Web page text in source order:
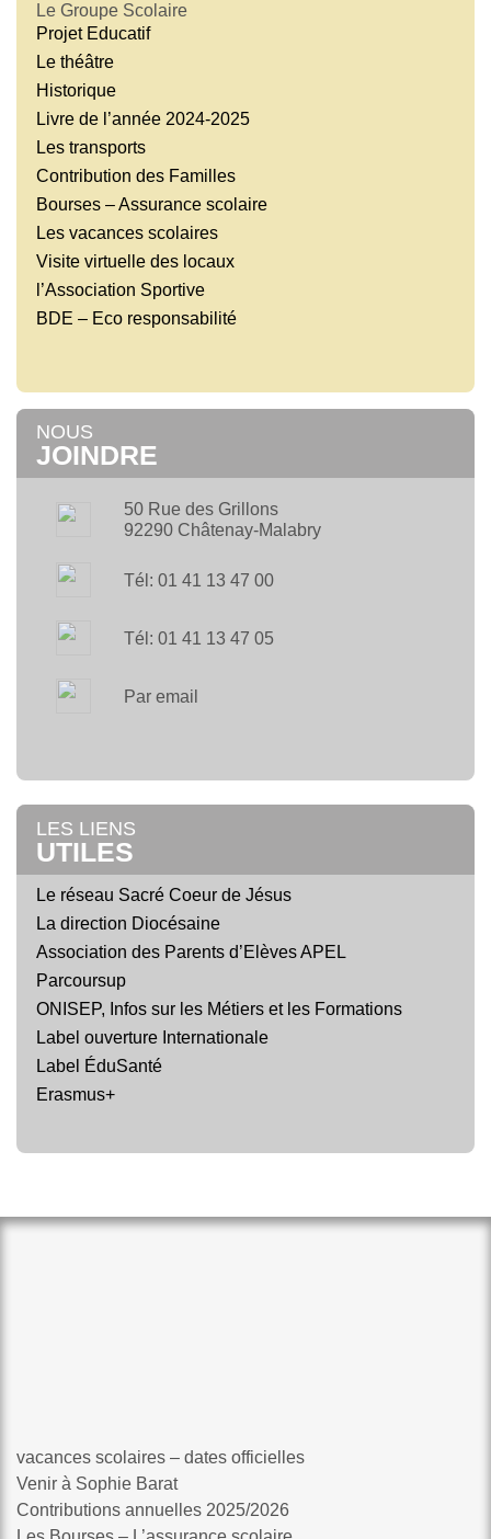
Le Groupe Scolaire
Projet Educatif
Le théâtre
Historique
Livre de l’année 2024-2025
Les transports
Contribution des Familles
Bourses – Assurance scolaire
Les vacances scolaires
Visite virtuelle des locaux
l’Association Sportive
BDE – Eco responsabilité
NOUS
JOINDRE
50 Rue des Grillons
92290 Châtenay-Malabry
Tél: 01 41 13 47 00
Tél: 01 41 13 47 05
Par email
LES LIENS
UTILES
Le réseau Sacré Coeur de Jésus
La direction Diocésaine
Association des Parents d’Elèves APEL
Parcoursup
ONISEP, Infos sur les Métiers et les Formations
Label ouverture Internationale
Label ÉduSanté
Erasmus+
vacances scolaires – dates officielles
Venir à Sophie Barat
Contributions annuelles 2025/2026